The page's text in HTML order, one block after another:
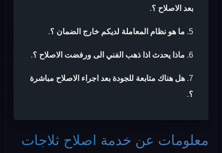
بعد الاصلاح ؟.
ما هو نظام المعاملة لديكم خارج الضمان ؟.
ماذا يحدث اذا ذهب الفني الى ورفضت الاصلاح ؟.
هل هناك متابعة للجودة بعد اجراء الاصلاح مباشرة
؟.
معلومات عن خدمة
اصلاح ثلاجات